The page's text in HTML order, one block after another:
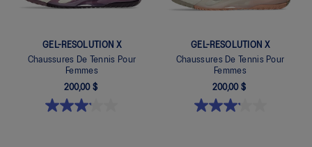
GEL-RESOLUTION X
Chaussures De Tennis Pour
Femmes
200,00 $
GEL-RESOLUTION X
Chaussures De Tennis Pour
Femmes
200,00 $